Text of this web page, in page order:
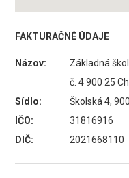
FAKTURAČNÉ ÚDAJE
Názov:
Základná
č. 4 900 25
Sídlo:
Školská 4,
IČO:
31816916
DIČ:
2021668110